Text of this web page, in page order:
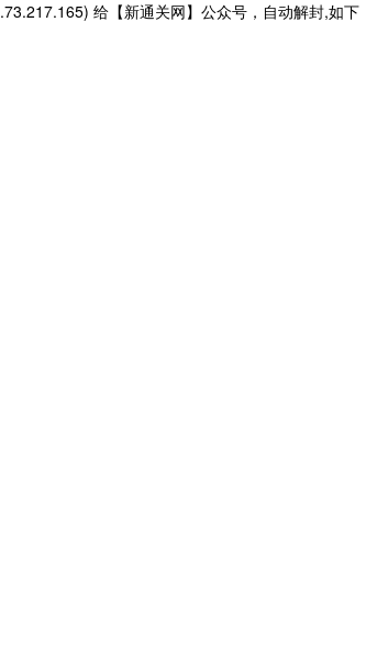
给【新通关网】公众号，自动解封,如下